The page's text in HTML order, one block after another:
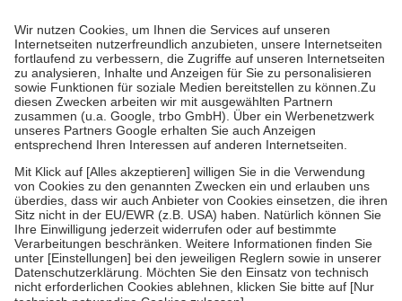
höchstens zehn Euro.
Es sind jedoch nie mehr als die tatsächlichen
Kosten der Leistung zu entrichten.
Diese Regeln gelten grundsätzlich auch für Online-Apotheken.
Bei Heilmitteln und häuslicher Krankenpflege beträgt die
Zuzahlung zehn Prozent der Kosten sowie zehn Euro je
Verordnung.
Um das Engagement der Versicherten für ihre eigene Gesundheit zu
stärken und die besondere Stellung der Familie zu unterstützen,
fallenkeine Zuzahlungenan bei:
• Kindern und Jugendlichen bis zum vollendeten 18. Lebensjahr
mit Ausnahme der Fahrkosten
• Untersuchungen zur Vorsorge und Früherkennung, die von der
GKV getragen werden
• empfohlenen Schutzimpfungen
• Harn- und Blutteststreifen